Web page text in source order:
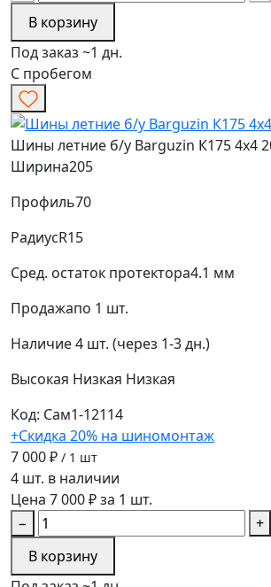
В корзину
Под заказ ~1 дн.
С пробегом
Шины летние б/у Barguzin К175 4х4
Ширина205
Профиль70
РадиусR15
Сред. остаток протектора4.1 мм
Продажапо 1 шт.
Наличие4 шт. (через 1-3 дн.)
Высокая Низкая Низкая
Код: Сам1-12114
+Скидка 20% на шиномонтаж
7 000 ₽ / 1 шт
4 шт. в наличии
Цена 7 000 ₽ за 1 шт.
−
+
В корзину